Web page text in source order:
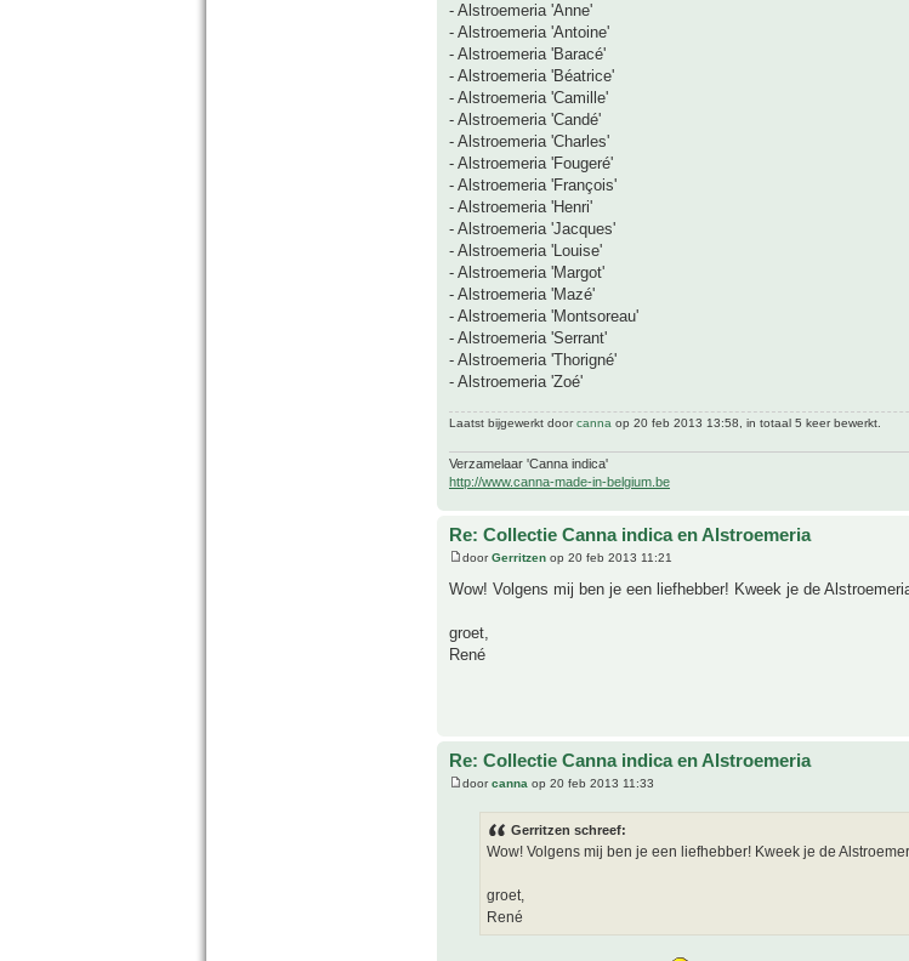
- Alstroemeria 'Anne'
- Alstroemeria 'Antoine'
- Alstroemeria 'Baracé'
- Alstroemeria 'Béatrice'
- Alstroemeria 'Camille'
- Alstroemeria 'Candé'
- Alstroemeria 'Charles'
- Alstroemeria 'Fougeré'
- Alstroemeria 'François'
- Alstroemeria 'Henri'
- Alstroemeria 'Jacques'
- Alstroemeria 'Louise'
- Alstroemeria 'Margot'
- Alstroemeria 'Mazé'
- Alstroemeria 'Montsoreau'
- Alstroemeria 'Serrant'
- Alstroemeria 'Thorigné'
- Alstroemeria 'Zoé'
Laatst bijgewerkt doorcanna op 20 feb 2013 13:58, in totaal 5 keer bewerkt.
Verzamelaar 'Canna indica'
http://www.canna-made-in-belgium.be
Re: Collectie Canna indica en Alstroemeria
doorGerritzen op 20 feb 2013 11:21
Wow! Volgens mij ben je een liefhebber! Kweek je de
groet,
René
Re: Collectie Canna indica en Alstroemeria
doorcanna op 20 feb 2013 11:33
Gerritzen schreef:
Wow! Volgens mij ben je een liefhebber! Kweek je de
groet,
René